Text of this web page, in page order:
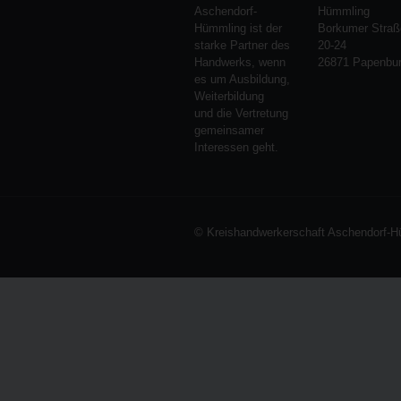
Aschendorf-
Hümmling ist der
starke Partner des
Handwerks, wenn
es um Ausbildung,
Weiterbildung
und die Vertretung
gemeinsamer
Interessen geht.
Hümmling
Borkumer
20-24
26871
© Kreishandwerkerschaft Aschendorf-